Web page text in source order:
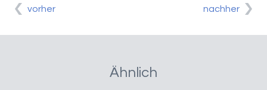
vorher nachher
Ähnlich